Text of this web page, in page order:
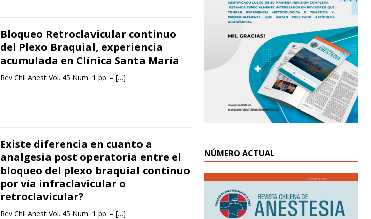
Bloqueo Retroclavicular continuo
del Plexo Braquial, experiencia
acumulada en Clínica Santa María
Rev Chil Anest Vol. 45 Num. 1 pp. – […]
Existe diferencia en cuanto a
analgesia post operatoria entre el
bloqueo del plexo braquial continuo
por vía infraclavicular o
retroclavicular?
Rev Chil Anest Vol. 45 Num. 1 pp. – […]
NÚMERO ACTUAL